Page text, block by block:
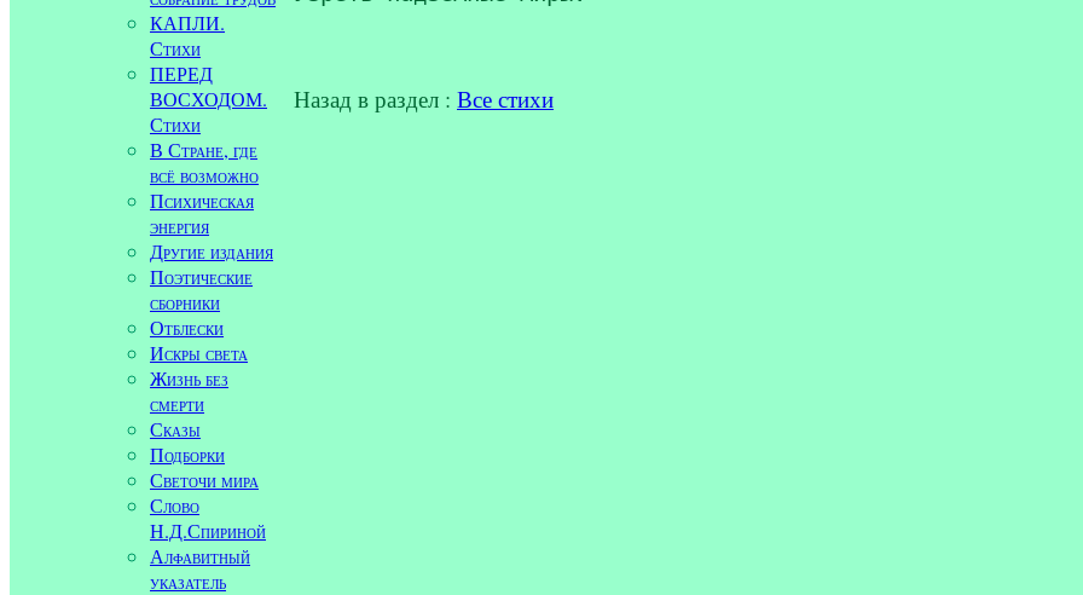
КАПЛИ.
Стихи
ПЕРЕД
ВОСХОДОМ.
Стихи
В Стране, где
всё возможно
Психическая
энергия
Другие издания
Поэтические
сборники
Отблески
Искры света
Жизнь без
смерти
Сказы
Подборки
Светочи мира
Слово
Н.Д.Спириной
Алфавитный
указатель
Назад в раздел : Все стихи